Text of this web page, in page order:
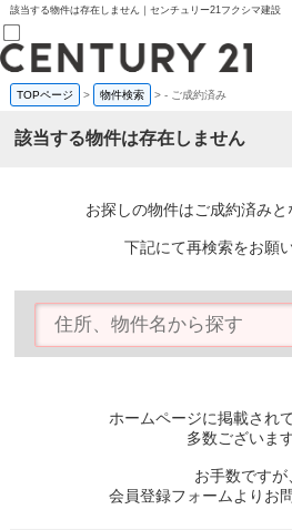
該当する物件は存在しません｜センチュリー21フクシマ建設
売買部
0120-800-844
賃貸部
会員メニュー
物件を探す
購入TOP
条件から探す
住宅ローン控除シミュレータ
TOPページ > 物件検索 >- ご成約済み
該当する物件は存在しません
お探しの物件はご成約済みと
下記にて再検索をお願
ホームページに掲載され
多数ございます
お手数ですが
会員登録フォームよりお